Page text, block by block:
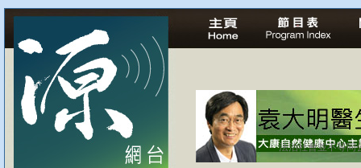
法治社會並不等同